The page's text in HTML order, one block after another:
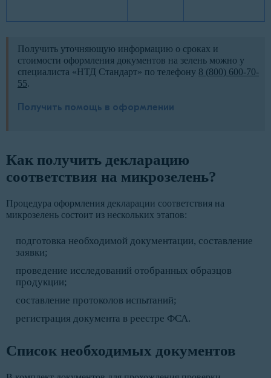
Получить уточняющую информацию о сроках и
стоимости оформления документов на зелень можно у
специалиста «НТД Стандарт» по телефону 8 (800) 600-70-
55.
Получить помощь в оформлении
Как получить декларацию
соответствия на микрозелень?
Процедура оформления декларации соответствия на
микрозелень состоит из нескольких этапов:
подготовка необходимой документации, составление
заявки;
проведение исследований отобранных образцов
продукции;
составление протоколов испытаний;
регистрация документа в реестре ФСА.
Список необходимых документов